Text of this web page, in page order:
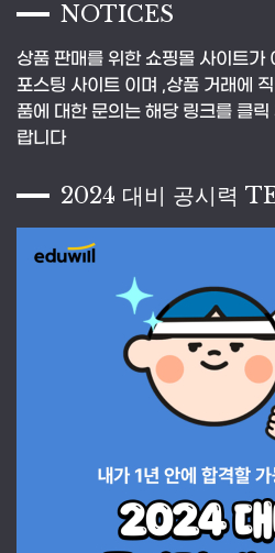
NOTICES
상품 판매를 위한 쇼핑몰 사이트가
포스팅 사이트 이며 ,상품 거래에
품에 대한 문의는 해당 링크를 클
랍니다
2024 대비 공시력